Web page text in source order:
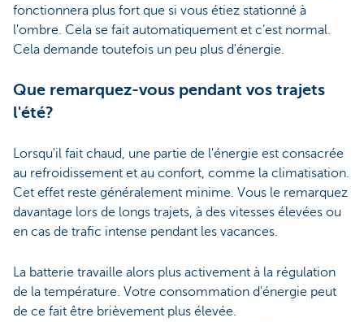
fonctionnera plus fort que si vous étiez stationné à
l'ombre. Cela se fait automatiquement et c’est normal.
Cela demande toutefois un peu plus d'énergie.
Que remarquez-vous pendant vos trajets
l'été?
Lorsqu'il fait chaud, une partie de l'énergie est consacrée
au refroidissement et au confort, comme la climatisation.
Cet effet reste généralement minime. Vous le remarquez
davantage lors de longs trajets, à des vitesses élevées ou
en cas de trafic intense pendant les vacances.
La batterie travaille alors plus activement à la régulation
de la température. Votre consommation d'énergie peut
de ce fait être brièvement plus élevée.